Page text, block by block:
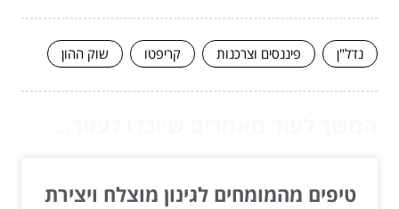
נדל"ן פיננסים וצרכנות קריפטו שוק ההון
טיפים מהמומחים לגינון מוצלח ויצירת